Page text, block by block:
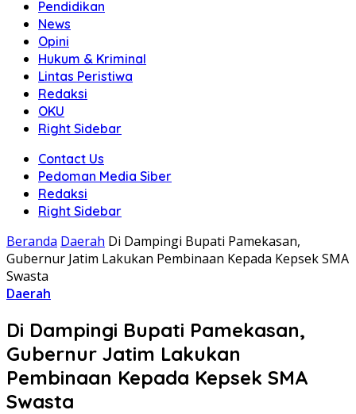
Pendidikan
News
Opini
Hukum & Kriminal
Lintas Peristiwa
Redaksi
OKU
Right Sidebar
Contact Us
Pedoman Media Siber
Redaksi
Right Sidebar
Beranda Daerah Di Dampingi Bupati Pamekasan,
Gubernur Jatim Lakukan Pembinaan Kepada Kepsek SMA
Swasta
Daerah
Di Dampingi Bupati Pamekasan,
Gubernur Jatim Lakukan
Pembinaan Kepada Kepsek SMA
Swasta